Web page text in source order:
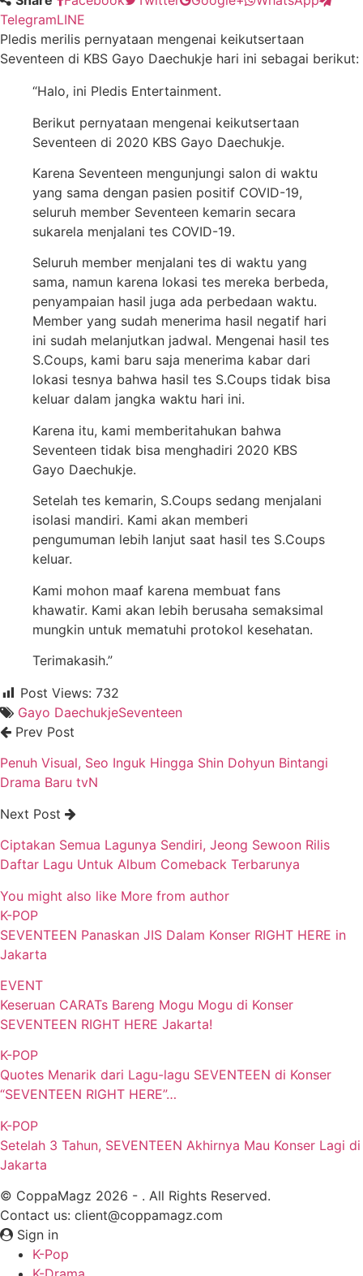
TelegramLINE
Pledis merilis pernyataan mengenai keikutsertaan
Seventeen di KBS Gayo Daechukje hari ini sebagai berikut:
“Halo, ini Pledis Entertainment.
Berikut pernyataan mengenai keikutsertaan
Seventeen di 2020 KBS Gayo Daechukje.
Karena Seventeen mengunjungi salon di waktu
yang sama dengan pasien positif COVID-19,
seluruh member Seventeen kemarin secara
sukarela menjalani tes COVID-19.
Seluruh member menjalani tes di waktu yang
sama, namun karena lokasi tes mereka berbeda,
penyampaian hasil juga ada perbedaan waktu.
Member yang sudah menerima hasil negatif hari
ini sudah melanjutkan jadwal. Mengenai hasil tes
S.Coups, kami baru saja menerima kabar dari
lokasi tesnya bahwa hasil tes S.Coups tidak bisa
keluar dalam jangka waktu hari ini.
Karena itu, kami memberitahukan bahwa
Seventeen tidak bisa menghadiri 2020 KBS
Gayo Daechukje.
Setelah tes kemarin, S.Coups sedang menjalani
isolasi mandiri. Kami akan memberi
pengumuman lebih lanjut saat hasil tes S.Coups
keluar.
Kami mohon maaf karena membuat fans
khawatir. Kami akan lebih berusaha semaksimal
mungkin untuk mematuhi protokol kesehatan.
Terimakasih.”
Post Views: 732
Gayo DaechukjeSeventeen
Prev Post
Penuh Visual, Seo Inguk Hingga Shin Dohyun Bintangi
Drama Baru tvN
Next Post
Ciptakan Semua Lagunya Sendiri, Jeong Sewoon Rilis
Daftar Lagu Untuk Album Comeback Terbarunya
You might also like More from author
K-POP
SEVENTEEN Panaskan JIS Dalam Konser RIGHT HERE in
Jakarta
EVENT
Keseruan CARATs Bareng Mogu Mogu di Konser
SEVENTEEN RIGHT HERE Jakarta!
K-POP
Quotes Menarik dari Lagu-lagu SEVENTEEN di Konser
“SEVENTEEN RIGHT HERE”…
K-POP
Setelah 3 Tahun, SEVENTEEN Akhirnya Mau Konser Lagi di
Jakarta
© CoppaMagz 2026 - . All Rights Reserved.
Contact us: client@coppamagz.com
Sign in
K-Pop